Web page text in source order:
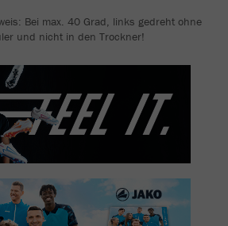
Bei max. 40 Grad, links gedreht ohne
und nicht in den Trockner!